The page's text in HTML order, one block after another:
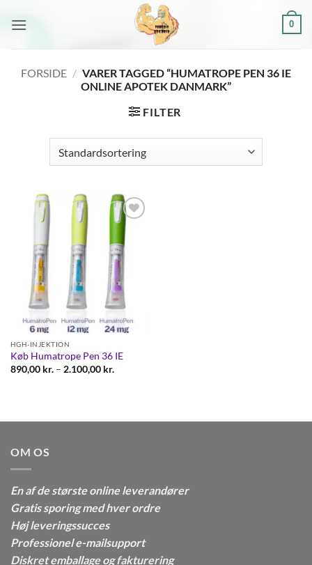
0
FORSIDE / VARER TAGGED “HUMATROPE PEN 36 IE
ONLINE APOTEK DANMARK”
FILTER
Add to
wishlist
HGH-INJEKTION
Køb Humatrope Pen 36 IE
890,00 kr. – 2.100,00 kr.
OM OS
En af de største online leverandører
Gratis sporing med hver ordre
Høj leveringssucces
Professionel e-mailsupport
Diskret emballage og fakturering